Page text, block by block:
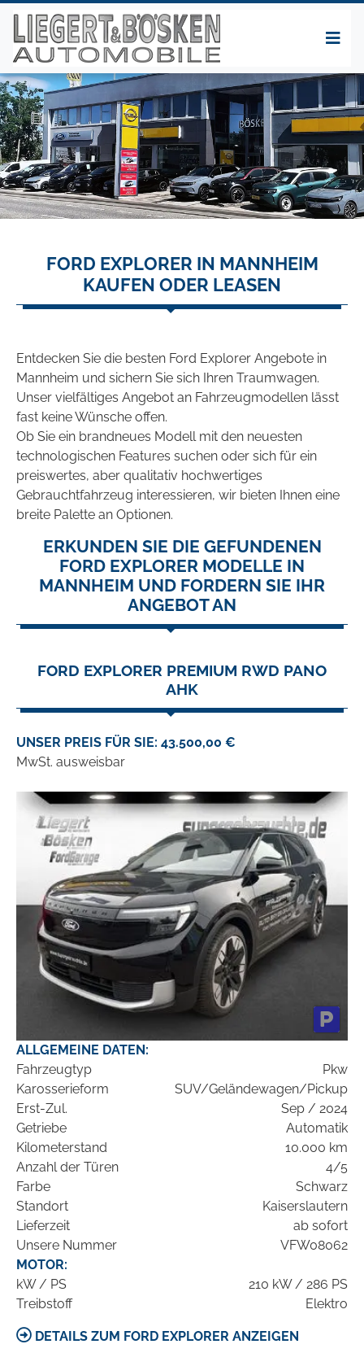
FORD EXPLORER IN MANNHEIM
KAUFEN ODER LEASEN
Entdecken Sie die besten Ford Explorer Angebote in
Mannheim und sichern Sie sich Ihren Traumwagen.
Unser vielfältiges Angebot an Fahrzeugmodellen lässt
fast keine Wünsche offen.
Ob Sie ein brandneues Modell mit den neuesten
technologischen Features suchen oder sich für ein
preiswertes, aber qualitativ hochwertiges
Gebrauchtfahrzeug interessieren, wir bieten Ihnen eine
breite Palette an Optionen.
ERKUNDEN SIE DIE GEFUNDENEN
FORD EXPLORER MODELLE IN
MANNHEIM UND FORDERN SIE IHR
ANGEBOT AN
FORD EXPLORER PREMIUM RWD PANO
AHK
UNSER PREIS FÜR SIE: 43.500,00 €
MwSt. ausweisbar
ALLGEMEINE DATEN:
Fahrzeugtyp
Pkw
Karosserieform
SUV/Geländewagen/Pickup
Erst-Zul.
Sep / 2024
Getriebe
Automatik
Kilometerstand
10.000 km
Anzahl der Türen
4/5
Farbe
Schwarz
Standort
Kaiserslautern
Lieferzeit
ab sofort
Unsere Nummer
VFW08062
MOTOR:
kW / PS
210 kW / 286 PS
Treibstoff
Elektro
DETAILS ZUM FORD EXPLORER ANZEIGEN